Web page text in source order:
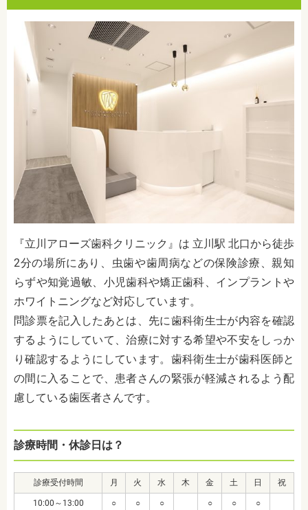
『立川アローズ歯科クリニック』は 立川駅 北口から徒歩
2分の場所にあり、虫歯や歯周病などの保険診療、親知
らずや知覚過敏、小児歯科や矯正歯科、インプラントや
ホワイトニングなど対応しています。
問診票を記入したあとは、先に歯科衛生士が内容を確認
するようにしていて、治療に対する希望や不安をしっか
り確認するようにしています。歯科衛生士が歯科医師と
の間に入ることで、患者さんの緊張が軽減されるよう配
慮している歯医者さんです。
診療時間・休診日は？
診療受付時間 月 火 水 木 金 土 日 祝
10:00～13:00 ○ ○ ○ ○ ○ ○